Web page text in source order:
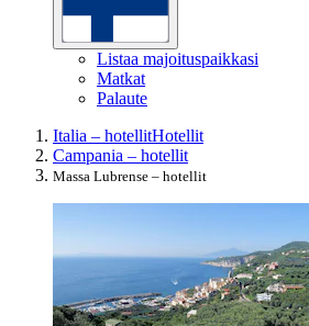
Listaa majoituspaikkasi
Matkat
Palaute
Italia – hotellitHotellit
Campania – hotellit
Massa Lubrense – hotellit